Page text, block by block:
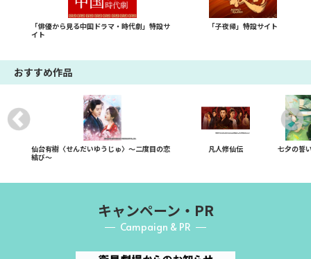
「俳優から見る中国ドラマ・時代劇」特設サ
イト
「子夜帰」特設サイト
おすすめ作品
仙台有樹〈せんだいゆうじゅ〉～二度目の恋
結び～
凡人修仙伝 七夕の誓
キャンペーン・PR
Campaign & PR